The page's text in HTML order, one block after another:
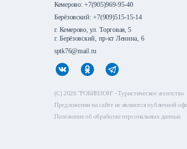
Кемерово:+7(905)969-95-40
Берёзовский:+7(909)515-15-14
г. Кемерово, ул. Торговая, 5
г. Берёзовский, пр-кт Ленина, 6
sptk76@mail.ru
(C) 2026 "РОБИНЗОН" - Туристическое агентство
Предложения на сайте не являются публичной
Положение об обработке персональных данных